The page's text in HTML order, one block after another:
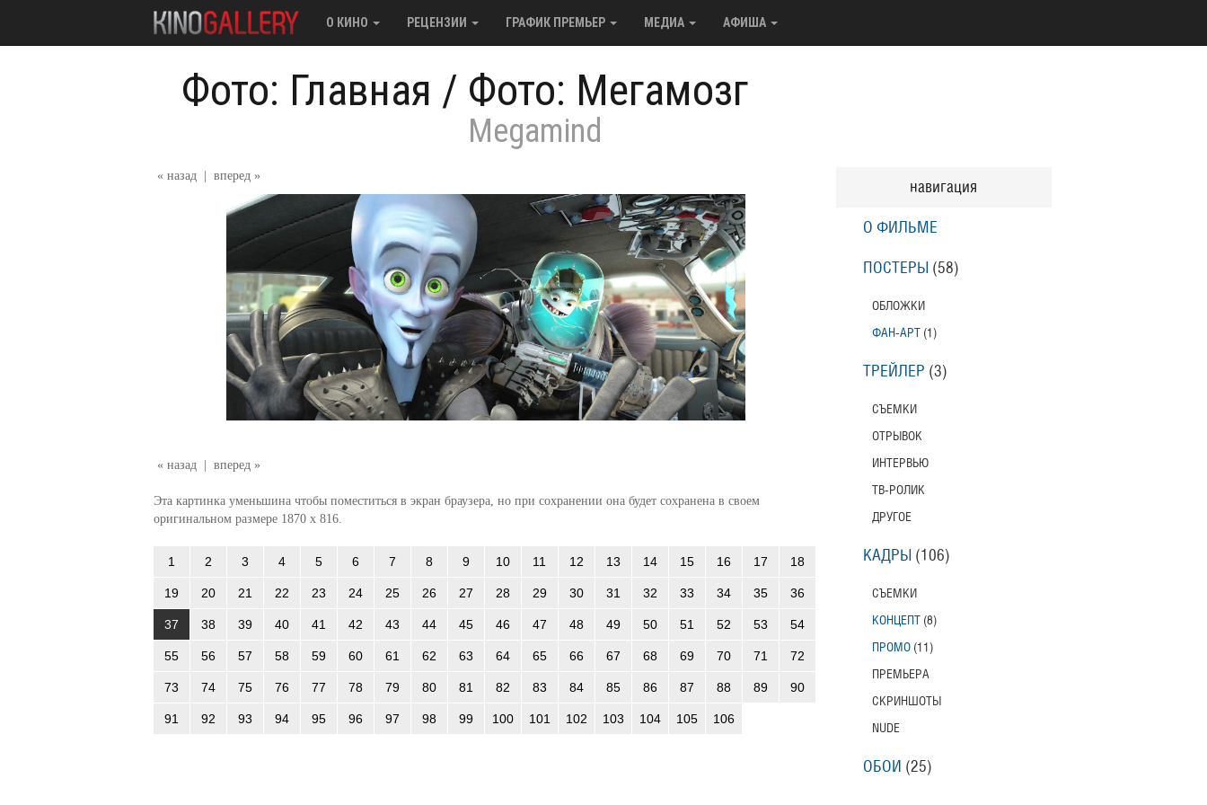
О КИНО РЕЦЕНЗИИ ГРАФИК ПРЕМЬЕР МЕДИА АФИША
Фото: Главная / Фото: Мегамозг
Megamind
« назад вперед »
« назад вперед »
Эта картинка уменьшина чтобы поместиться в экран браузера, но при сохранении она будет сохранена в своем
оригинальном размере 1870 x 816.
1 2 3 4 5 6 7 8 9 10 11 12 13 14 15 16 17 18
19 20 21 22 23 24 25 26 27 28 29 30 31 32 33 34 35 36
37 38 39 40 41 42 43 44 45 46 47 48 49 50 51 52 53 54
55 56 57 58 59 60 61 62 63 64 65 66 67 68 69 70 71 72
73 74 75 76 77 78 79 80 81 82 83 84 85 86 87 88 89 90
91 92 93 94 95 96 97 98 99 100 101 102 103 104 105 106
навигация
О ФИЛЬМЕ
ПОСТЕРЫ (58)
ОБЛОЖКИ
ФАН-АРТ (1)
ТРЕЙЛЕР (3)
СЪЕМКИ
ОТРЫВОК
ИНТЕРВЬЮ
ТВ-РОЛИК
ДРУГОЕ
КАДРЫ (106)
СЪЕМКИ
КОНЦЕПТ (8)
ПРОМО (11)
ПРЕМЬЕРА
СКРИНШОТЫ
NUDE
ОБОИ (25)